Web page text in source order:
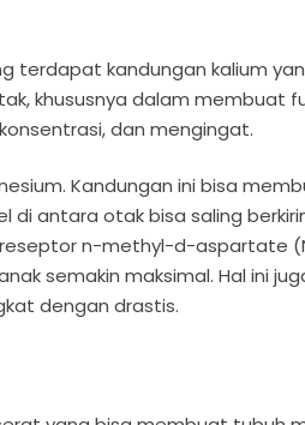
terdapat kandungan kalium
khususnya dalam membuat
dan mengingat.
Kandungan ini bisa
antara otak bisa saling
n-methyl-d-aspartate
semakin maksimal. Hal ini
dengan drastis.